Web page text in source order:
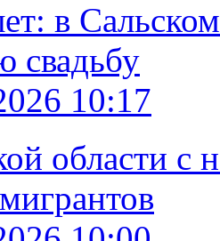
в
свадьбу
10:17
области с